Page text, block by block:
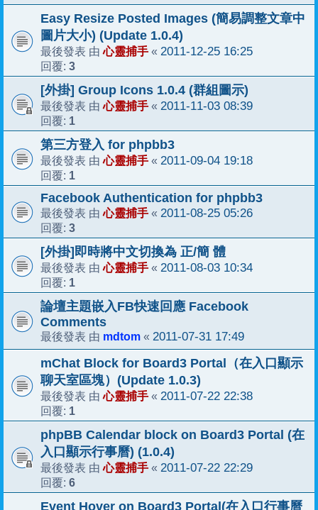
Easy Resize Posted Images (簡易調整文章中
圖片大小) (Update 1.0.4)
最後發表 由心靈捕手 « 2011-12-25 16:25
回覆: 3
[外掛] Group Icons 1.0.4 (群組圖示)
最後發表 由心靈捕手 « 2011-11-03 08:39
回覆: 1
第三方登入 for phpbb3
最後發表 由心靈捕手 « 2011-09-04 19:18
回覆: 1
Facebook Authentication for phpbb3
最後發表 由心靈捕手 « 2011-08-25 05:26
回覆: 3
[外掛]即時將中文切換為 正/簡 體
最後發表 由心靈捕手 « 2011-08-03 10:34
回覆: 1
論壇主題嵌入FB快速回應 Facebook
Comments
最後發表 由 mdtom « 2011-07-31 17:49
mChat Block for Board3 Portal（在入口顯示
聊天室區塊）(Update 1.0.3)
最後發表 由心靈捕手 « 2011-07-22 22:38
回覆: 1
phpBB Calendar block on Board3 Portal (在
入口顯示行事曆) (1.0.4)
最後發表 由心靈捕手 « 2011-07-22 22:29
回覆: 6
Event Hover on Board3 Portal(在入口行事曆